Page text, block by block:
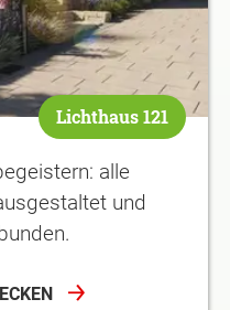
Lichthaus 121
alle
und